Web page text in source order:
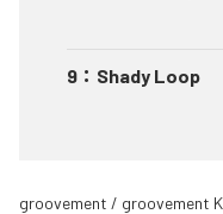
9 ： Shady Loop
groovement / groovement